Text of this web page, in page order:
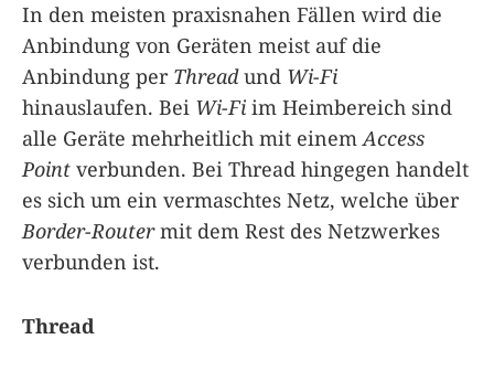
In den meisten praxisnahen Fällen wird die
Anbindung von Geräten meist auf die
Anbindung per Threadund Wi-Fi
hinauslaufen. Bei Wi-Fi im Heimbereich sind
alle Geräte mehrheitlich mit einemAccess
Point verbunden. Bei Thread hingegen handelt
es sich um ein vermaschtes Netz, welche über
Border-Routermit dem Rest des Netzwerkes
verbunden ist.
Thread